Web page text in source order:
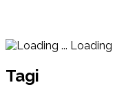
Loading
Tagi